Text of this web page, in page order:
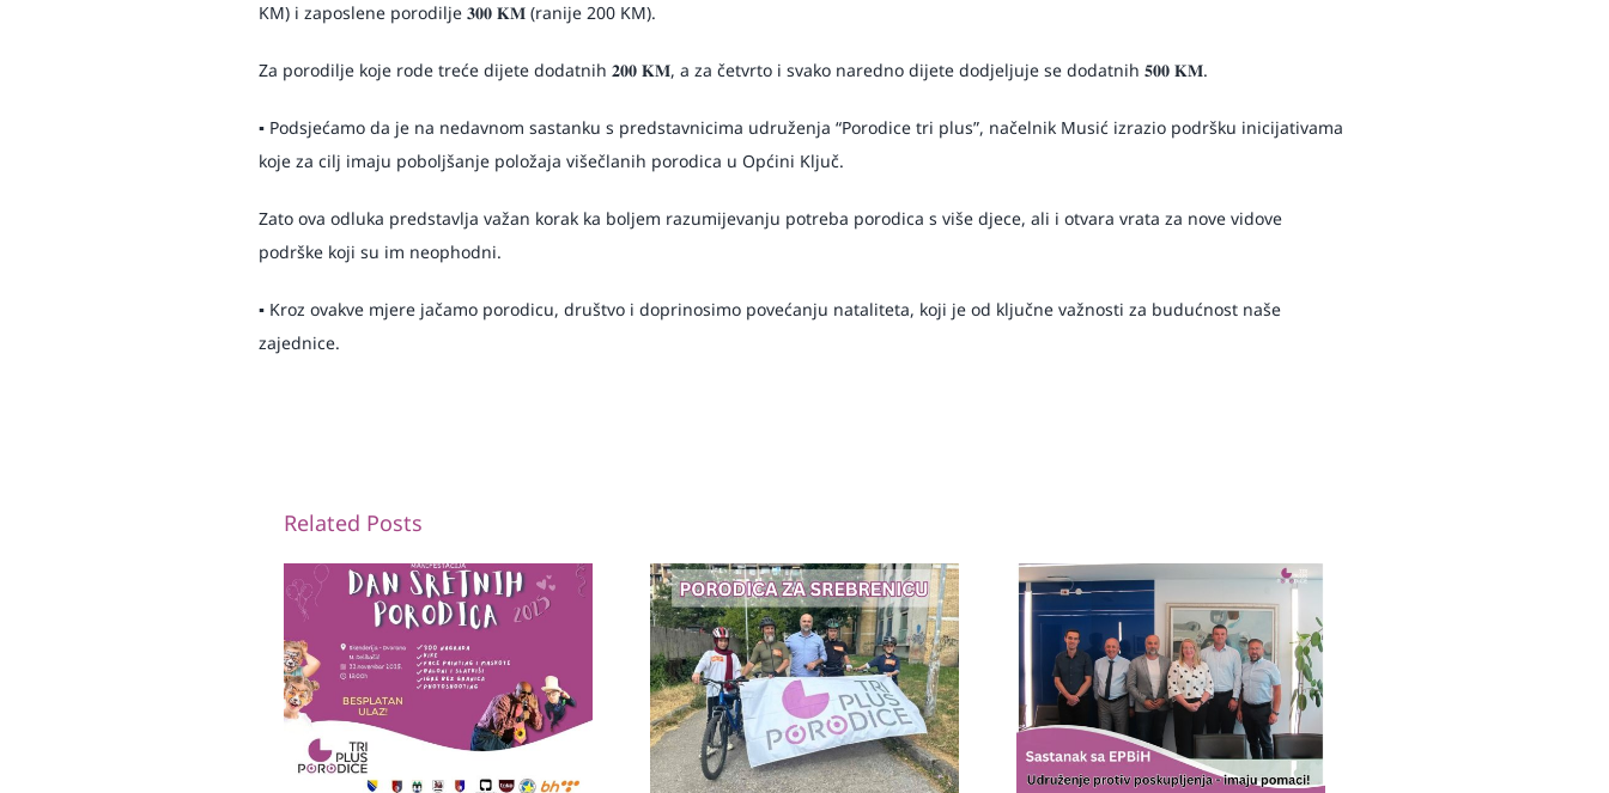
KM) i zaposlene porodilje 𝟑𝟎𝟎 𝐊𝐌 (ranije 200 KM).
Za porodilje koje rode treće dijete dodatnih 𝟐𝟎𝟎 𝐊𝐌, a za četvrto i svako naredno dijete dodjeljuje se dodatnih 𝟓𝟎𝟎 𝐊𝐌.
▪️ Podsjećamo da je na nedavnom sastanku s predstavnicima udruženja “Porodice tri plus”, načelnik Musić izrazio podršku inicijativama
koje za cilj imaju poboljšanje položaja višečlanih porodica u Općini Ključ.
Zato ova odluka predstavlja važan korak ka boljem razumijevanju potreba porodica s više djece, ali i otvara vrata za nove vidove
podrške koji su im neophodni.
▪️ Kroz ovakve mjere jačamo porodicu, društvo i doprinosimo povećanju nataliteta, koji je od ključne važnosti za budućnost naše
zajednice.
Related Posts